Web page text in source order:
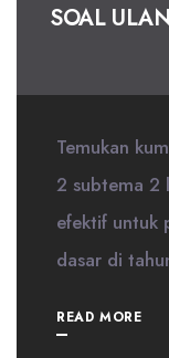
SOAL
Temukan
2 subtema 2
efektif untuk
dasar di
READ MORE